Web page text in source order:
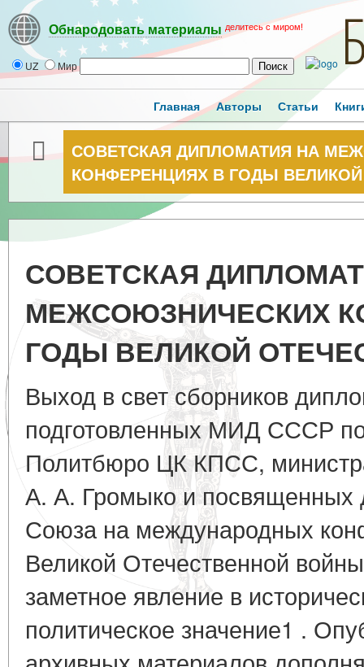
Обнародовать материалы делитесь с миром!
UZ Мир
Главная Авторы Статьи
СОВЕТСКАЯ ДИПЛОМАТИЯ НА
КОНФЕРЕНЦИЯХ В ГОДЫ
СОВЕТСКАЯ
МЕЖСОЮЗНИЧЕСКИХ
ГОДЫ ВЕЛИКОЙ
Выход в свет сборников
подготовленных МИД СССР
Политбюро ЦК КПСС,
А. А. Громыко и посвященных
Союза на международных
Великой Отечественной
заметное явление в
политическое значение1 .